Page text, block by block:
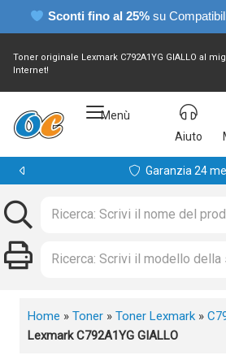
Sconti fino al 25% su
Toner originale Lexmark C792A1YG GIALLO al
Internet!
Menù
Aiuto
Garanzia 24
Home » Toner » Toner Lexmark »
Lexmark C792A1YG GIALLO